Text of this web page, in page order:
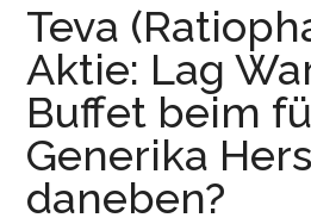
Teva
Aktie: Lag
Buffet beim
Generika
daneben?